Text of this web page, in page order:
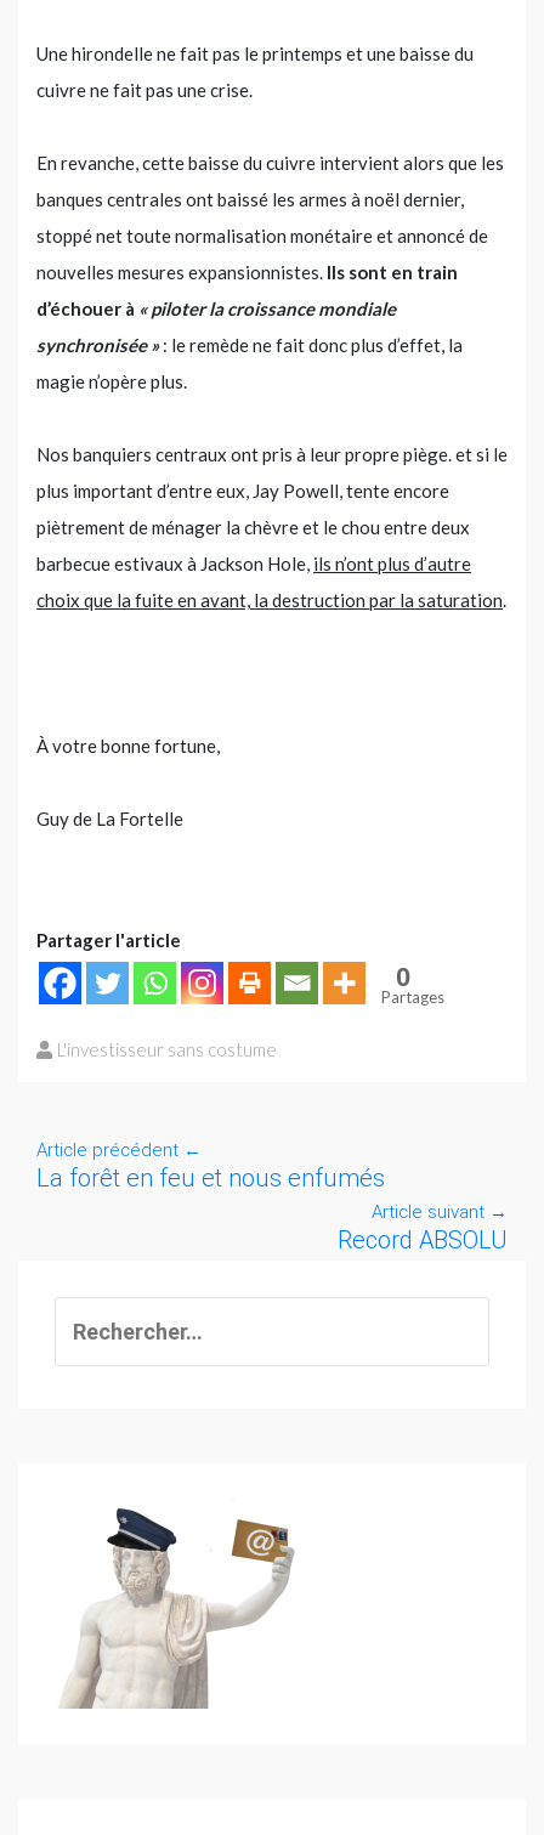
Une hirondelle ne fait pas le printemps et une baisse du
cuivre ne fait pas une crise.
En revanche, cette baisse du cuivre intervient alors que les
banques centrales ont baissé les armes à noël dernier,
stoppé net toute normalisation monétaire et annoncé de
nouvelles mesures expansionnistes. Ils sont en train
d’échouer à « piloter la croissance mondiale
synchronisée »: le remède ne fait donc plus d’effet, la
magie n’opère plus.
Nos banquiers centraux ont pris à leur propre piège. et si le
plus important d’entre eux, Jay Powell, tente encore
piètrement de ménager la chèvre et le chou entre deux
barbecue estivaux à Jackson Hole, ils n’ont plus d’autre
choix que la fuite en avant, la destruction par la saturation.
À votre bonne fortune,
Guy de La Fortelle
Partager l'article
0
Partages
L'investisseur sans costume
Article précédent ←
La forêt en feu et nous enfumés
Article suivant →
Record ABSOLU